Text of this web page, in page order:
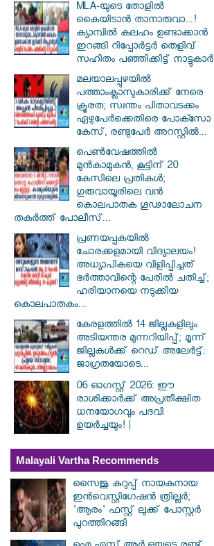
MLA-യുടെ തോളിൽ
കൈയിടാൻ താനാരുവാ...!
ക്യാമ്പിൽ കലഹം ഉണ്ടാക്കാൻ
ഇറങ്ങി റിപ്പോർട്ടർ തെളിവ്
സഹിതം പഞ്ഞിക്കിട്ട് നാട്ടുകാർ
മലയാലപ്പുഴയിൽ
പത്താംക്ലാസുകാരിക്ക് നേരെ
ക്രൂരത; സ്വന്തം പിതാവടക്കം
ഏഴുപേർക്കെതിരെ പോക്സോ
കേസ്, രണ്ടുപേർ അറസ്റ്റിൽ...
പെൺവേഷത്തിൽ
മുൻകാമുകൻ, കൂട്ടിന് 20
കേസിലെ പ്രതികൾ;
ഗുരുവായൂരിലെ വൻ
കൊലപാതക ഗൂഢാലോചന
തകർത്ത് പോലീസ്...
പ്രണയപ്പകയിൽ
ചോരക്കളമായി വിദ്യാലയം!
അധ്യാപികയെ വിളിപ്പിച്ചത്
ഭർത്താവിന്റെ പേരിൽ ചതിച്ച്;
ഹരിയാനയെ നടുക്കിയ
കൊലപാതകം...
കേരളത്തിൽ 14 ജില്ലകളിലും
അടിയന്തര മുന്നറിയിപ്പ്; മൂന്ന്
ജില്ലകൾക്ക് റെഡ് അലേർട്ട്:
ജാഗ്രതയോടെ...
06 ഓഗസ്റ്റ് 2026: ഈ
രാശിക്കാർക്ക് അപ്രതീക്ഷിത
ധനയോഗവും പദവി
ഉയർച്ചയും! |
Malayali Vartha Recommends
സൈജു കുറുപ്പ് നായകനായ
ഇൻവെസ്റ്റിഗേഷൻ ത്രില്ലർ;
'ആരം' ഫസ്റ്റ് ലുക്ക് പോസ്റ്റർ
പുറത്തിറങ്ങി